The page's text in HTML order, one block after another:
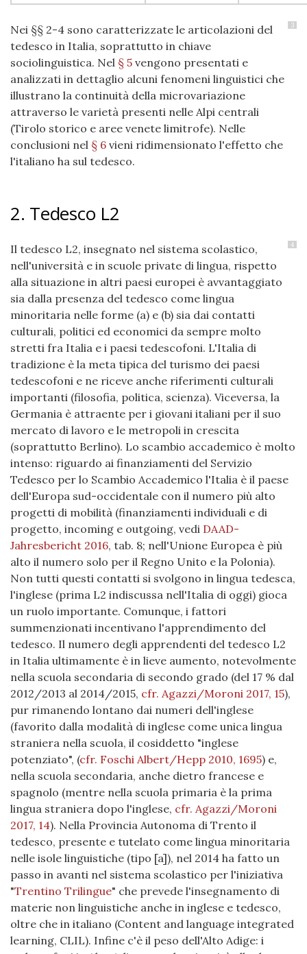
3
Nei §§ 2-4 sono caratterizzate le articolazioni del
tedesco in Italia, soprattutto in chiave
sociolinguistica. Nel § 5 vengono presentati e
analizzati in dettaglio alcuni fenomeni linguistici che
illustrano la continuità della microvariazione
attraverso le varietà presenti nelle Alpi centrali
(Tirolo storico e aree venete limitrofe). Nelle
conclusioni nel § 6 vieni ridimensionato l'effetto che
l'italiano ha sul tedesco.
2. Tedesco L2
4
Il tedesco L2, insegnato nel sistema scolastico,
nell'università e in scuole private di lingua, rispetto
alla situazione in altri paesi europei è avvantaggiato
sia dalla presenza del tedesco come lingua
minoritaria nelle forme (a) e (b) sia dai contatti
culturali, politici ed economici da sempre molto
stretti fra Italia e i paesi tedescofoni. L'Italia di
tradizione è la meta tipica del turismo dei paesi
tedescofoni e ne riceve anche riferimenti culturali
importanti (filosofia, politica, scienza). Viceversa, la
Germania è attraente per i giovani italiani per il suo
mercato di lavoro e le metropoli in crescita
(soprattutto Berlino). Lo scambio accademico è molto
intenso: riguardo ai finanziamenti del Servizio
Tedesco per lo Scambio Accademico l'Italia è il paese
dell'Europa sud-occidentale con il numero più alto
progetti di mobilità (finanziamenti individuali e di
progetto, incoming e outgoing, vedi DAAD-
Jahresbericht 2016, tab. 8; nell'Unione Europea è più
alto il numero solo per il Regno Unito e la Polonia).
Non tutti questi contatti si svolgono in lingua tedesca,
l'inglese (prima L2 indiscussa nell'Italia di oggi) gioca
un ruolo importante. Comunque, i fattori
summenzionati incentivano l'apprendimento del
tedesco. Il numero degli apprendenti del tedesco L2
in Italia ultimamente è in lieve aumento, notevolmente
nella scuola secondaria di secondo grado (del 17 % dal
2012/2013 al 2014/2015, cfr. Agazzi/Moroni 2017, 15),
pur rimanendo lontano dai numeri dell'inglese
(favorito dalla modalità di inglese come unica lingua
straniera nella scuola, il cosiddetto "inglese
potenziato", (cfr. Foschi Albert/Hepp 2010, 1695) e,
nella scuola secondaria, anche dietro francese e
spagnolo (mentre nella scuola primaria è la prima
lingua straniera dopo l'inglese, cfr. Agazzi/Moroni
2017, 14). Nella Provincia Autonoma di Trento il
tedesco, presente e tutelato come lingua minoritaria
nelle isole linguistiche (tipo [a]), nel 2014 ha fatto un
passo in avanti nel sistema scolastico per l'iniziativa
"Trentino Trilingue" che prevede l'insegnamento di
materie non linguistiche anche in inglese e tedesco,
oltre che in italiano (Content and language integrated
learning, CLIL). Infine c'è il peso dell'Alto Adige: i